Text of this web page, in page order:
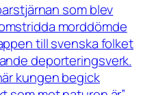
som blev
morddömde
till svenska folket
deporteringsverk.
kungen begick